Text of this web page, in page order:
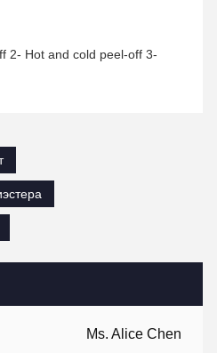
Ms. Alice Chen
2- Hot and cold peel-off 3-